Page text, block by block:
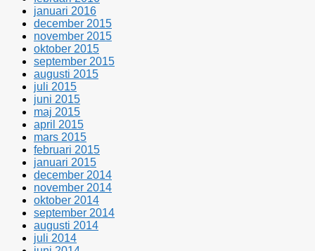
januari 2016
december 2015
november 2015
oktober 2015
september 2015
augusti 2015
juli 2015
juni 2015
maj 2015
april 2015
mars 2015
februari 2015
januari 2015
december 2014
november 2014
oktober 2014
september 2014
augusti 2014
juli 2014